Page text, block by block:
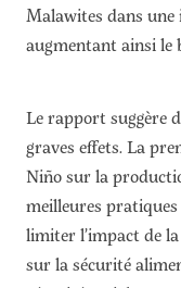
Malawites dans
augmentant ainsi le
Le rapport suggère
graves effets. La
Niño sur la
meilleures
limiter l’impact de
sur la sécurité